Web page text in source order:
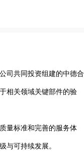
司共同投资组建的中德合
相关领域关键部件的验
量标准和完善的服务体
与可持续发展。